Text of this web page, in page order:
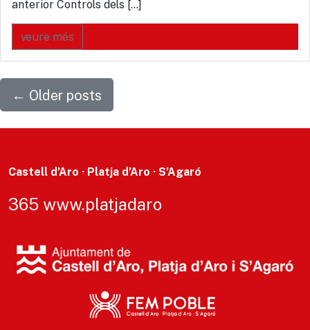
anterior Controls dels […]
veure més
← Older posts
Castell d’Aro · Platja d’Aro · S’Agaró
365 www.platjadaro